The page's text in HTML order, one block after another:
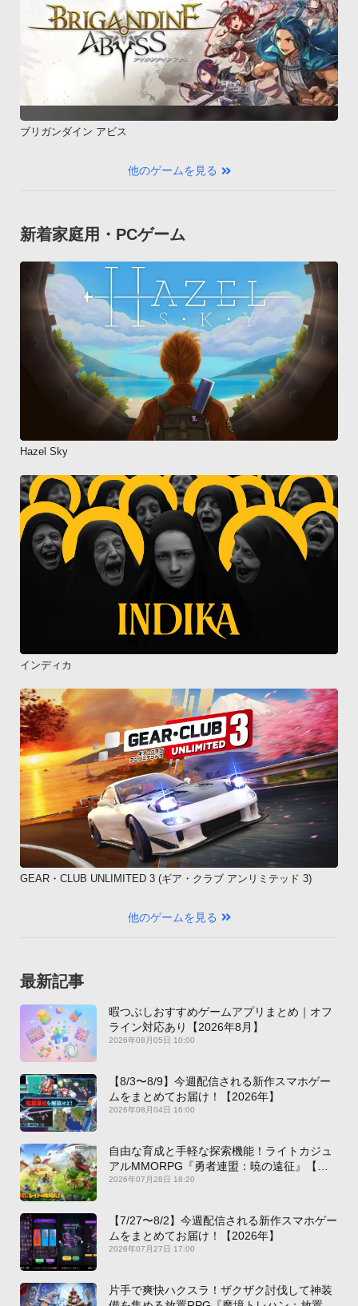
ブリガンダイン アビス
他のゲームを見る
新着家庭用・PCゲーム
Hazel Sky
インディカ
GEAR・CLUB UNLIMITED 3 (ギア・クラブ アンリミテッド 3)
他のゲームを見る
最新記事
暇つぶしおすすめゲームアプリまとめ｜オフ
ライン対応あり【2026年8月】
2026年08月05日 10:00
【8/3〜8/9】今週配信される新作スマホゲー
ムをまとめてお届け！【2026年】
2026年08月04日 16:00
自由な育成と手軽な探索機能！ライトカジュ
アルMMORPG『勇者連盟：暁の遠征』【最
新作PICKUP】
2026年07月28日 18:20
【7/27〜8/2】今週配信される新作スマホゲー
ムをまとめてお届け！【2026年】
2026年07月27日 17:00
片手で爽快ハクスラ！ザクザク討伐して神装